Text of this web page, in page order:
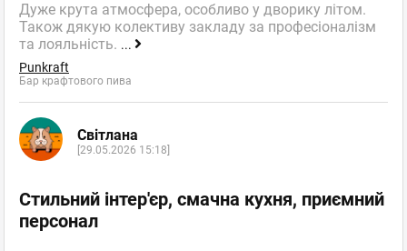
Дуже крута атмосфера, особливо у дворику літом.
Також дякую колективу закладу за професіоналізм
та лояльність. ...
Punkraft
Бар крафтового пива
Світлана
[29.05.2026 15:18]
Стильний інтер'єр, смачна кухня, приємний
персонал